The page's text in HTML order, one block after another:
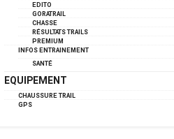
EDITO
GORATRAIL
CHASSE
RÉSULTATS TRAILS
PREMIUM
INFOS ENTRAINEMENT
SANTÉ
EQUIPEMENT
CHAUSSURE TRAIL
GPS